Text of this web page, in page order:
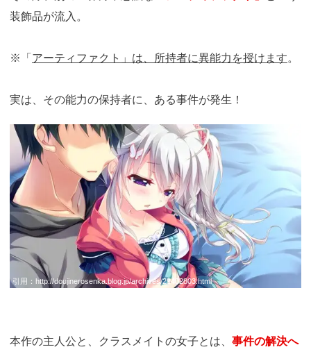
装飾品が流入。
※「 アーティファクト」は、所持者に異能力を授けます。
実は、その能力の保持者に、ある事件が発生！
引用： http://doujinerosenka.blog.jp/archives/29402803.html
本作の主人公と、クラスメイトの女子とは、 事件の解決へ